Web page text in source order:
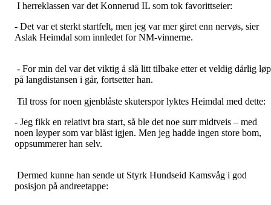
I herreklassen var det Konnerud IL som tok favorittseier:
- Det var et sterkt startfelt, men jeg var mer giret enn nervøs, sier
Aslak Heimdal som innledet for NM-vinnerne.
- For min del var det viktig å slå litt tilbake etter et veldig dårlig løp
på langdistansen i går, fortsetter han.
Til tross for noen gjenblåste skuterspor lyktes Heimdal med dette:
- Jeg fikk en relativt bra start, så ble det noe surr midtveis – med
noen løyper som var blåst igjen. Men jeg hadde ingen store bom,
oppsummerer han selv.
Dermed kunne han sende ut Styrk Hundseid Kamsvåg i god
posisjon på andreetappe: